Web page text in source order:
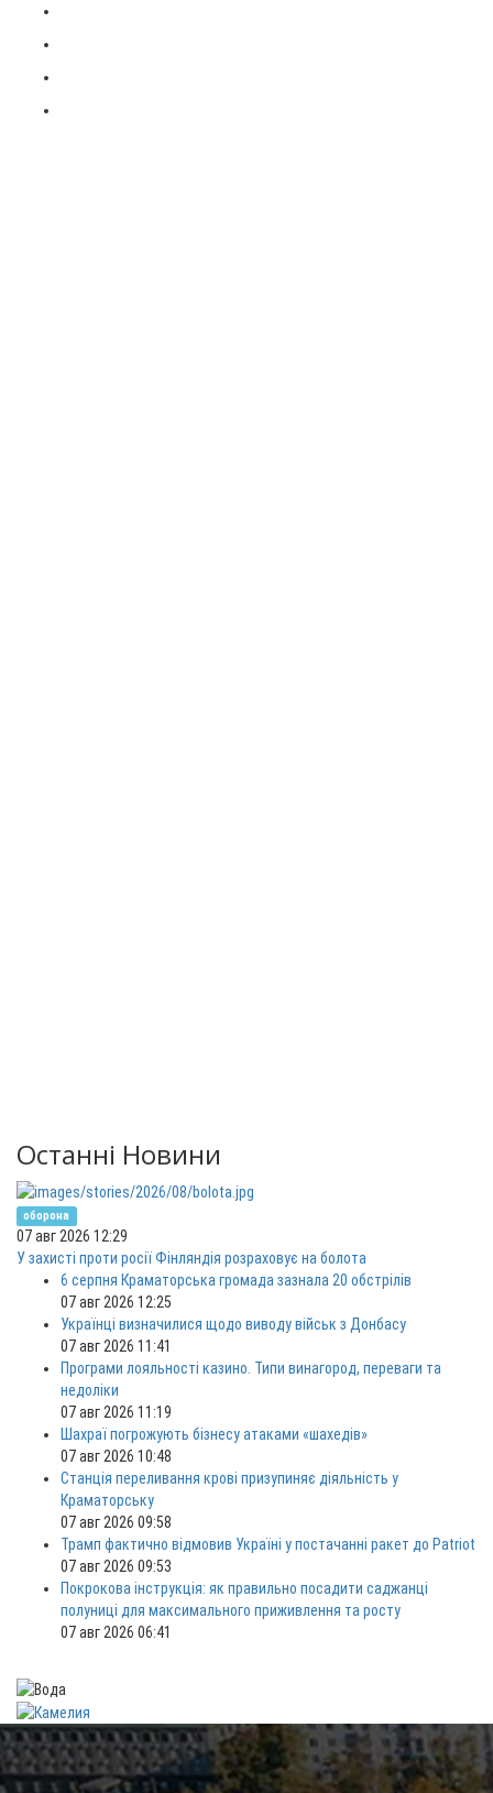
Останні Новини
оборона
07 авг 2026 12:29
У захисті проти росії Фінляндія розраховує на болота
6 серпня Краматорська громада зазнала 20 обстрілів
07 авг 2026 12:25
Українці визначилися щодо виводу військ з Донбасу
07 авг 2026 11:41
Програми лояльності казино. Типи винагород, переваги та
недоліки
07 авг 2026 11:19
Шахраї погрожують бізнесу атаками «шахедів»
07 авг 2026 10:48
Станція переливання крові призупиняє діяльність у
Краматорську
07 авг 2026 09:58
Трамп фактично відмовив Україні у постачанні ракет до Patriot
07 авг 2026 09:53
Покрокова інструкція: як правильно посадити саджанці
полуниці для максимального приживлення та росту
07 авг 2026 06:41